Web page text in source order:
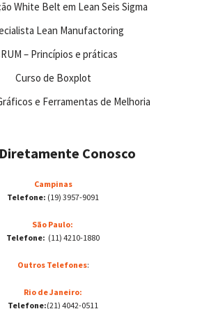
White Belt em Lean Seis Sigma
Lean Manufactoring
– Princípios e práticas
Curso de Boxplot
e Ferramentas de Melhoria
Conosco
Campinas
Telefone: (19) 3957-9091
São Paulo:
Telefone: (11) 4210-1880
Outros Telefones:
Rio de Janeiro:
Telefone:(21) 4042-0511